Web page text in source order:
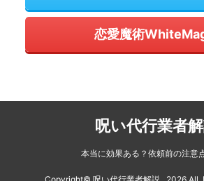
恋愛魔術
呪い代行業者
本当に効果ある？依頼前の注意